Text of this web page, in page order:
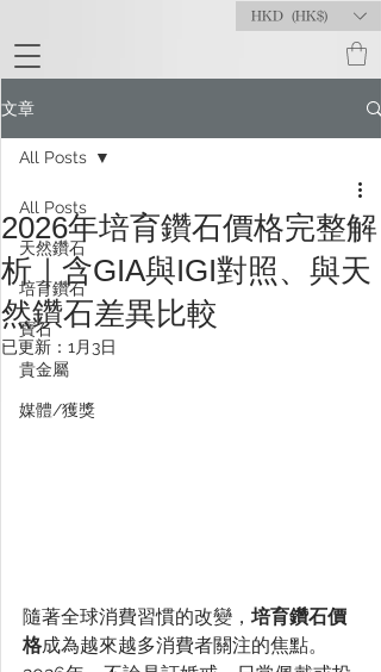
HKD (HK$)
文章
All Posts
天然鑽石
培育鑽石
寶石
貴金屬
媒體/獲獎
All Posts
2026年培育鑽石價格完整解
析｜含GIA與IGI對照、與天
然鑽石差異比較
已更新： 1月3日
隨著全球消費習慣的改變， 培育鑽石價
格成為越來越多消費者關注的焦點。